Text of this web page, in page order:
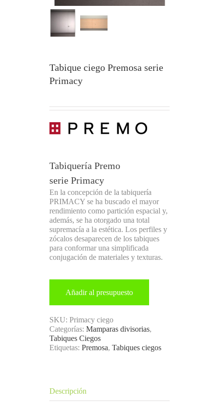
Tabique ciego Premosa serie
Primacy
Tabiquería Premo
serie Primacy
En la concepción de la tabiquería
PRIMACY se ha buscado el mayor
rendimiento como partición espacial y,
además, se ha otorgado una total
supremacía a la estética. Los perfiles y
zócalos desaparecen de los tabiques
para conformar una simplificada
conjugación de materiales y texturas.
Añadir al presupuesto
SKU: Primacy ciego
Categorías: Mamparas divisorias,
Tabiques Ciegos
Etiquetas: Premosa, Tabiques ciegos
Descripción